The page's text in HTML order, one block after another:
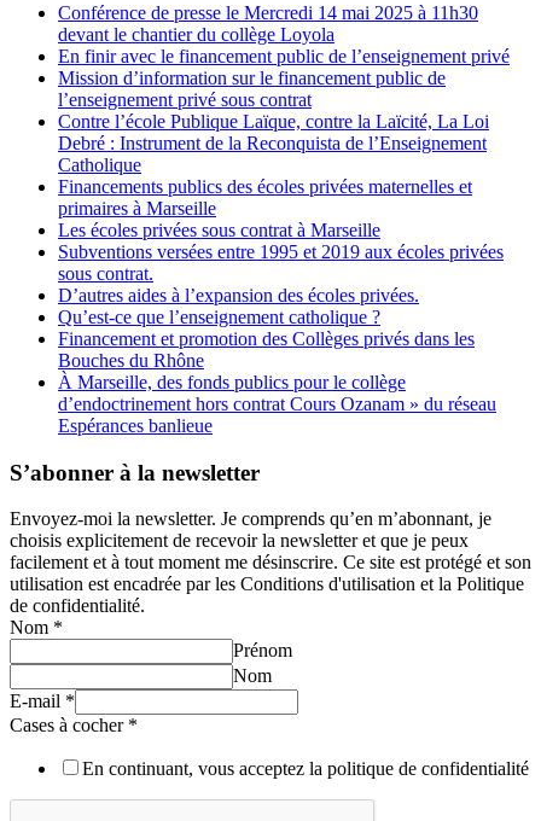
Conférence de presse le Mercredi 14 mai 2025 à 11h30
devant le chantier du collège Loyola
En finir avec le financement public de l’enseignement privé
Mission d’information sur le financement public de
l’enseignement privé sous contrat
Contre l’école Publique Laïque, contre la Laïcité, La Loi
Debré : Instrument de la Reconquista de l’Enseignement
Catholique
Financements publics des écoles privées maternelles et
primaires à Marseille
Les écoles privées sous contrat à Marseille
Subventions versées entre 1995 et 2019 aux écoles privées
sous contrat.
D’autres aides à l’expansion des écoles privées.
Qu’est-ce que l’enseignement catholique ?
Financement et promotion des Collèges privés dans les
Bouches du Rhône
À Marseille, des fonds publics pour le collège
d’endoctrinement hors contrat Cours Ozanam » du réseau
Espérances banlieue
S’abonner à la newsletter
Envoyez-moi la newsletter. Je comprends qu’en m’abonnant, je
choisis explicitement de recevoir la newsletter et que je peux
facilement et à tout moment me désinscrire. Ce site est protégé et son
utilisation est encadrée par les Conditions d'utilisation et la Politique
de confidentialité.
Nom *
Prénom
Nom
E-mail *
Cases à cocher *
En continuant, vous acceptez la politique de confidentialité